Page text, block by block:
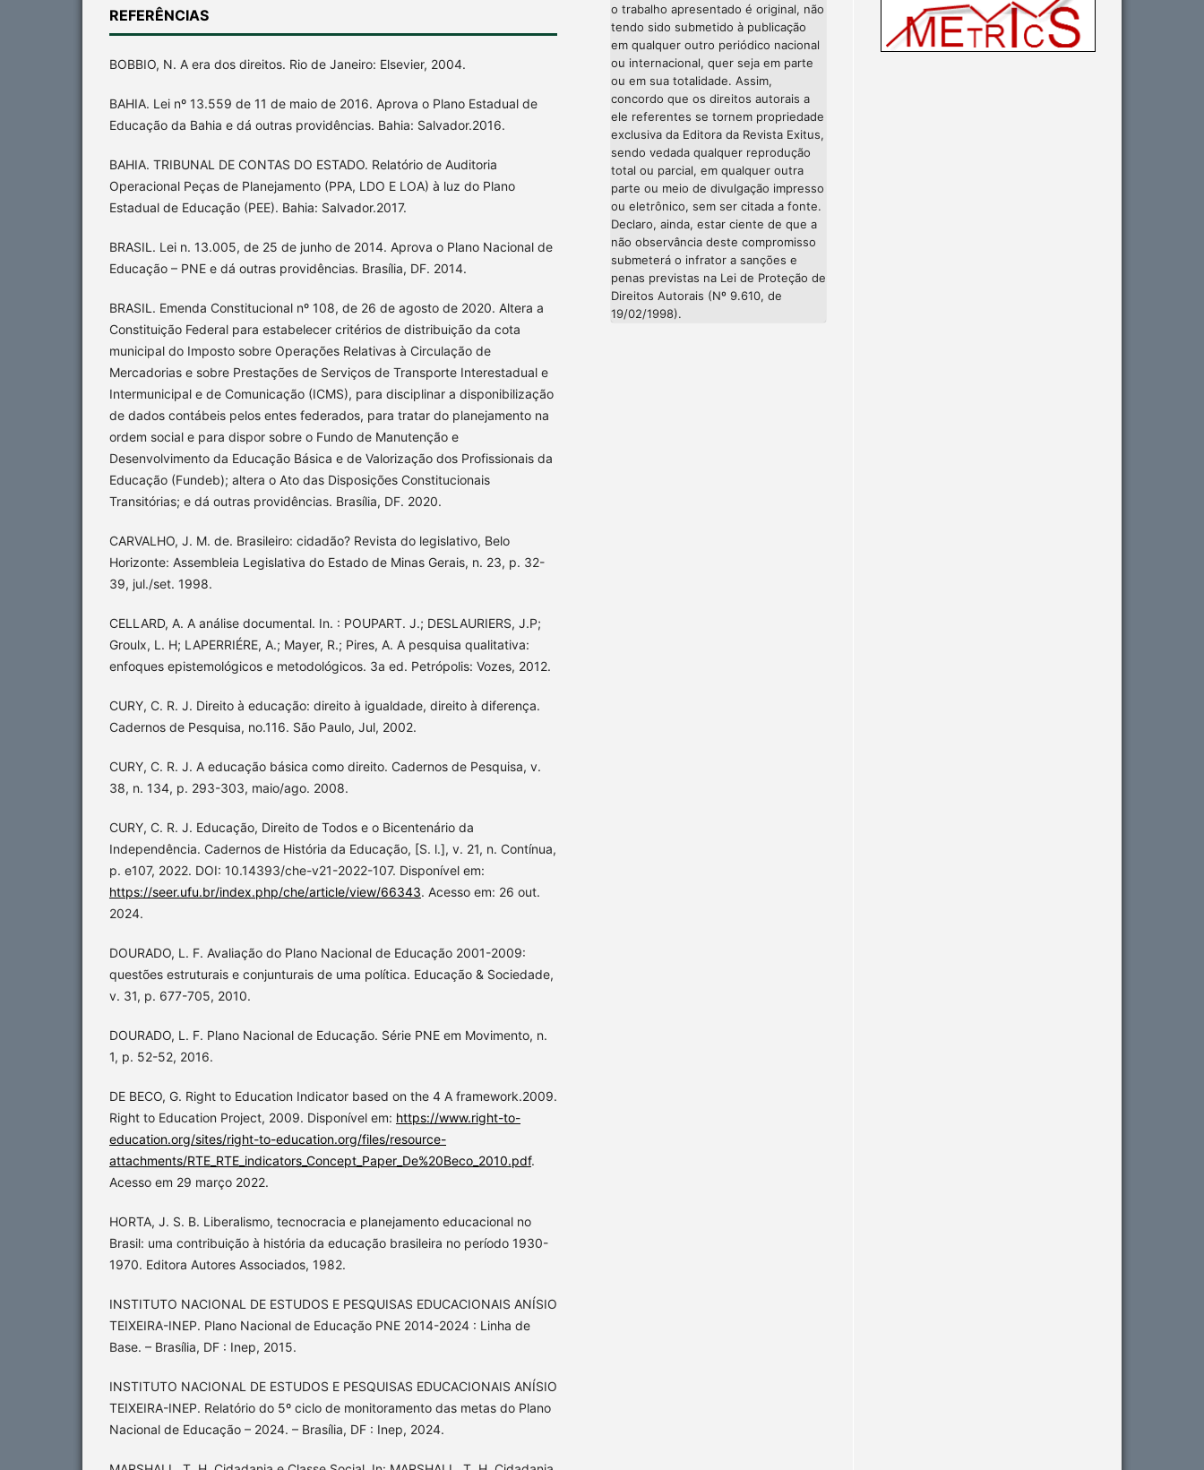
REFERÊNCIAS
BOBBIO, N. A era dos direitos. Rio de Janeiro: Elsevier, 2004.
BAHIA. Lei nº 13.559 de 11 de maio de 2016. Aprova o Plano Estadual de
Educação da Bahia e dá outras providências. Bahia: Salvador.2016.
BAHIA. TRIBUNAL DE CONTAS DO ESTADO. Relatório de Auditoria
Operacional Peças de Planejamento (PPA, LDO E LOA) à luz do Plano
Estadual de Educação (PEE). Bahia: Salvador.2017.
BRASIL. Lei n. 13.005, de 25 de junho de 2014. Aprova o Plano Nacional de
Educação – PNE e dá outras providências. Brasília, DF. 2014.
BRASIL. Emenda Constitucional nº 108, de 26 de agosto de 2020. Altera a
Constituição Federal para estabelecer critérios de distribuição da cota
municipal do Imposto sobre Operações Relativas à Circulação de
Mercadorias e sobre Prestações de Serviços de Transporte Interestadual e
Intermunicipal e de Comunicação (ICMS), para disciplinar a disponibilização
de dados contábeis pelos entes federados, para tratar do planejamento na
ordem social e para dispor sobre o Fundo de Manutenção e
Desenvolvimento da Educação Básica e de Valorização dos Profissionais da
Educação (Fundeb); altera o Ato das Disposições Constitucionais
Transitórias; e dá outras providências. Brasília, DF. 2020.
CARVALHO, J. M. de. Brasileiro: cidadão? Revista do legislativo, Belo
Horizonte: Assembleia Legislativa do Estado de Minas Gerais, n. 23, p. 32-
39, jul./set. 1998.
CELLARD, A. A análise documental. In. : POUPART. J.; DESLAURIERS, J.P;
Groulx, L. H; LAPERRIÉRE, A.; Mayer, R.; Pires, A. A pesquisa qualitativa:
enfoques epistemológicos e metodológicos. 3a ed. Petrópolis: Vozes, 2012.
CURY, C. R. J. Direito à educação: direito à igualdade, direito à diferença.
Cadernos de Pesquisa, no.116. São Paulo, Jul, 2002.
CURY, C. R. J. A educação básica como direito. Cadernos de Pesquisa, v.
38, n. 134, p. 293-303, maio/ago. 2008.
CURY, C. R. J. Educação, Direito de Todos e o Bicentenário da
Independência. Cadernos de História da Educação, [S. l.], v. 21, n. Contínua,
p. e107, 2022. DOI: 10.14393/che-v21-2022-107. Disponível em:
https://seer.ufu.br/index.php/che/article/view/66343. Acesso em: 26 out.
2024.
DOURADO, L. F. Avaliação do Plano Nacional de Educação 2001-2009:
questões estruturais e conjunturais de uma política. Educação & Sociedade,
v. 31, p. 677-705, 2010.
DOURADO, L. F. Plano Nacional de Educação. Série PNE em Movimento, n.
1, p. 52-52, 2016.
DE BECO, G. Right to Education Indicator based on the 4 A framework.2009.
Right to Education Project, 2009. Disponível em: https://www.right-to-
education.org/sites/right-to-education.org/files/resource-
attachments/RTE_RTE_indicators_Concept_Paper_De%20Beco_2010.pdf.
Acesso em 29 março 2022.
HORTA, J. S. B. Liberalismo, tecnocracia e planejamento educacional no
Brasil: uma contribuição à história da educação brasileira no período 1930-
1970. Editora Autores Associados, 1982.
INSTITUTO NACIONAL DE ESTUDOS E PESQUISAS EDUCACIONAIS ANÍSIO
TEIXEIRA-INEP. Plano Nacional de Educação PNE 2014-2024 : Linha de
Base. – Brasília, DF : Inep, 2015.
INSTITUTO NACIONAL DE ESTUDOS E PESQUISAS EDUCACIONAIS ANÍSIO
TEIXEIRA-INEP. Relatório do 5º ciclo de monitoramento das metas do Plano
Nacional de Educação – 2024. – Brasília, DF : Inep, 2024.
o trabalho apresentado é original, não
tendo sido submetido à publicação
em qualquer outro periódico nacional
ou internacional, quer seja em parte
ou em sua totalidade. Assim,
concordo que os direitos autorais a
ele referentes se tornem propriedade
exclusiva da Editora da Revista Exitus,
sendo vedada qualquer reprodução
total ou parcial, em qualquer outra
parte ou meio de divulgação impresso
ou eletrônico, sem ser citada a fonte.
Declaro, ainda, estar ciente de que a
não observância deste compromisso
submeterá o infrator a sanções e
penas previstas na Lei de Proteção de
Direitos Autorais (Nº 9.610, de
19/02/1998).